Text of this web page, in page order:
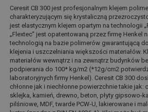
Ceresit CB 300 jest profesjonalnym klejem
charakteryzującym się krystaliczną
jest elastycznym klejem opartym na technologii
„Flextec” jest opatentowaną przez firmę Henkel
technologią na bazie polimerów gwarantującą
klejenia i uszczelniania większości materiałów.
materiałów wewnątrz i na zewnątrz budynków
podpierania do 100* kg/m2 (*12g/cm2
laboratoryjnych firmy Henkel). Ceresit CB 300
chłonne jak i niechłonne powierzchnie takie jak:
sklejka, kamień, drewno, beton, płyty gipsowo-
pilśniowe, MDF, twarde PCW-U, lakierowane i